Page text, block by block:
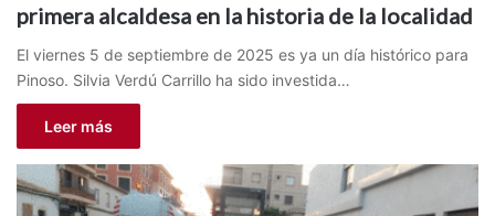
primera alcaldesa en la historia de la localidad
El viernes 5 de septiembre de 2025 es ya un día histórico para
Pinoso. Silvia Verdú Carrillo ha sido investida…
Leer más